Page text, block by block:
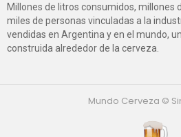
Millones de litros consumidos, millones
miles de personas vinculadas a la
vendidas en Argentina y en el mundo,
construida alrededor de la cerveza.
Mundo Cerveza ©